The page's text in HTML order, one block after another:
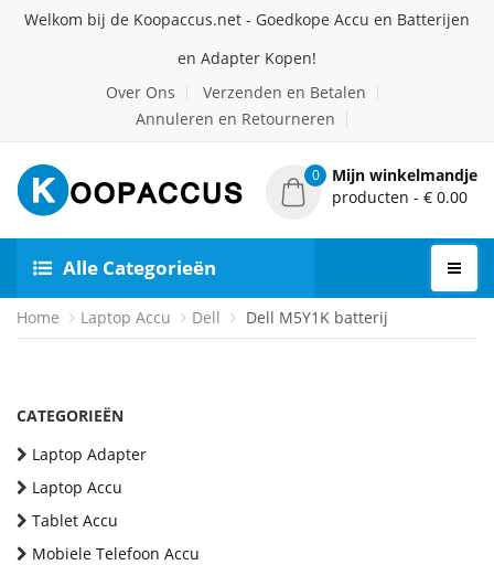
Welkom bij de Koopaccus.net - Goedkope Accu en Batterijen
en Adapter Kopen!
Over Ons
Verzenden en Betalen
Annuleren en Retourneren
0
Mijn winkelmandje
producten - € 0.00
Alle Categorieën
Home Laptop Accu Dell Dell M5Y1K batterij
CATEGORIEËN
Laptop Adapter
Laptop Accu
Tablet Accu
Mobiele Telefoon Accu